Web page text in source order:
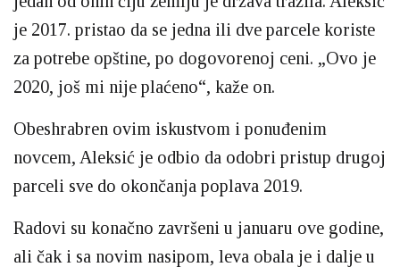
je 2017. pristao da se jedna ili dve parcele koriste
za potrebe opštine, po dogovorenoj ceni. „Ovo je
2020, još mi nije plaćeno“, kaže on.
Obeshrabren ovim iskustvom i ponuđenim
novcem, Aleksić je odbio da odobri pristup drugoj
parceli sve do okončanja poplava 2019.
Radovi su konačno završeni u januaru ove godine,
ali čak i sa novim nasipom, leva obala je i dalje u